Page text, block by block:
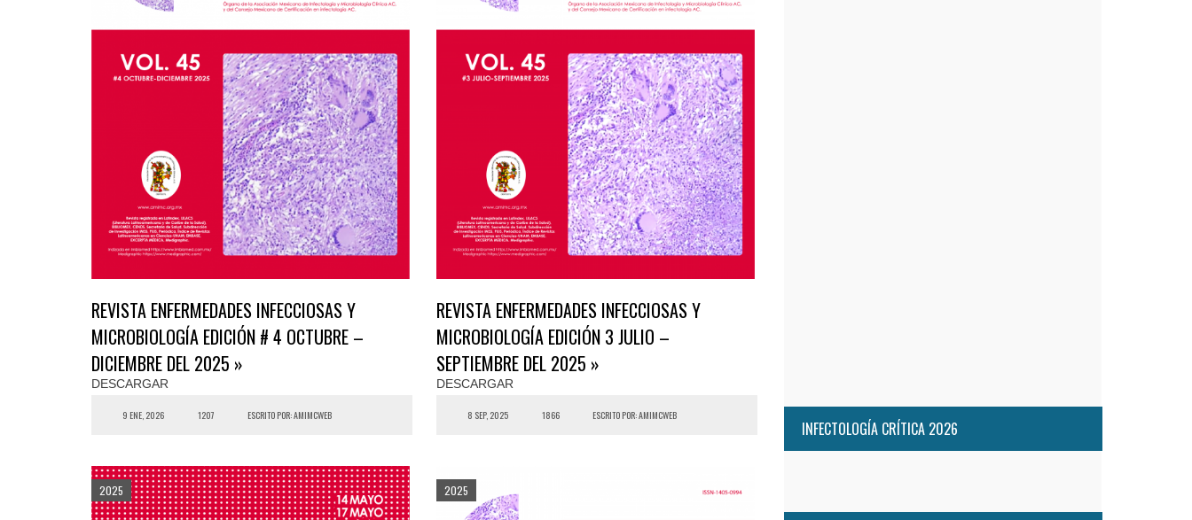
REVISTA ENFERMEDADES INFECCIOSAS Y
MICROBIOLOGÍA EDICIÓN # 4 OCTUBRE –
DICIEMBRE DEL 2025 »
DESCARGAR
9 ENE, 2026 1207 ESCRITO POR: AMIMCWEB
2025
REVISTA ENFERMEDADES INFECCIOSAS Y
MICROBIOLOGÍA EDICIÓN 3 JULIO –
SEPTIEMBRE DEL 2025 »
DESCARGAR
8 SEP, 2025 1866 ESCRITO POR: AMIMCWEB
2025
INFECTOLOGÍA CRÍTICA 2026